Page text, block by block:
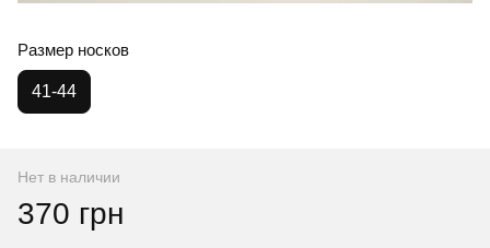
Размер носков
41-44
Нет в наличии
370 грн